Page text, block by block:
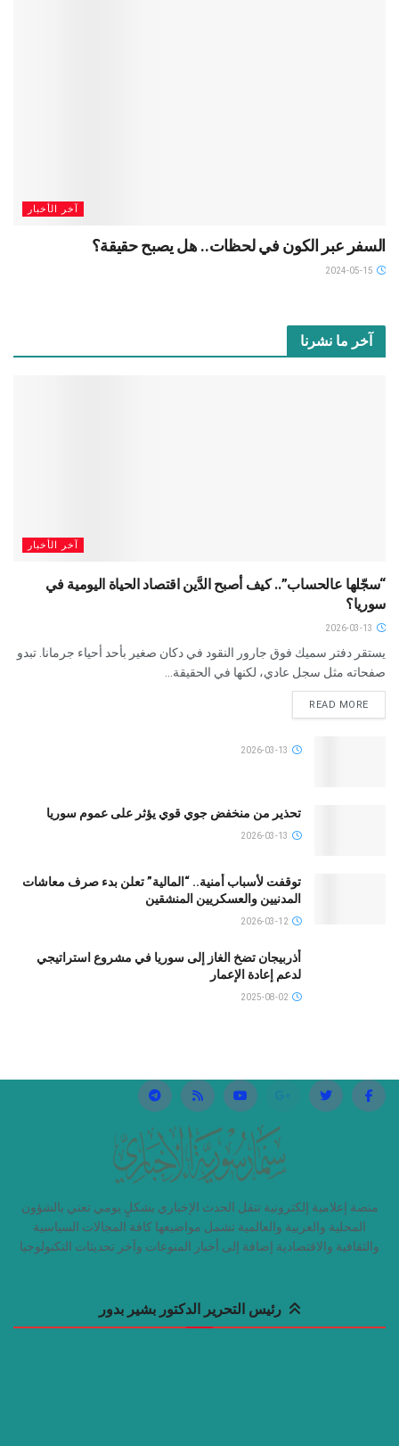
آخر الأخبار
السفر عبر الكون في لحظات.. هل يصبح حقيقة؟
آخر ما نشرنا
آخر الأخبار
“سجّلها عالحساب”.. كيف أصبح الدَّين اقتصاد الحياة اليومية في
سوريا؟
يستقر دفتر سميك فوق جارور النقود في دكان صغير بأحد أحياء جرمانا. تبدو
صفحاته مثل سجل عادي، لكنها في الحقيقة...
READ MORE
تحذير من منخفض جوي قوي يؤثر على عموم سوريا
توقفت لأسباب أمنية.. “المالية” تعلن بدء صرف معاشات
المدنيين والعسكريين المنشقين
أذربيجان تضخ الغاز إلى سوريا في مشروع استراتيجي
لدعم إعادة الإعمار
منصة إعلامية إلكترونية تنقل الحدث الإخباري بشكلٍ يومي تعني بالشؤون
المحلية والعربية والعالمية تشمل مواضيعها كافة المجالات السياسية
والثقافية والاقتصادية إضافة إلى أخبار المنوعات وآخر تحديثات التكنولوجيا
رئيس التحرير الدكتور بشير بدور